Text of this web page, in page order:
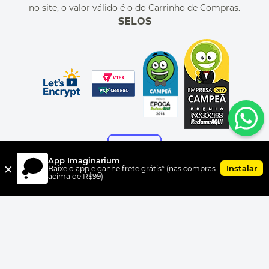
no site, o valor válido é o do Carrinho de Compras.
SELOS
FORMAS DE PAGAMENTO
× App Imaginarium
Baixe o app e ganhe frete grátis* (nas compras
acima de R$99)
Instalar